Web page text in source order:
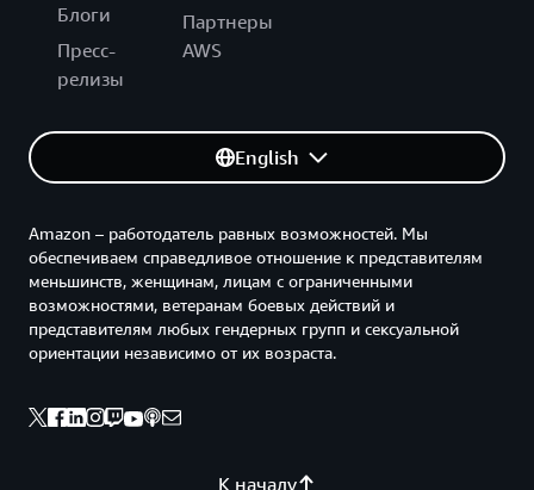
Блоги
Пресс-
релизы
Партнеры
AWS
English
К началу
Amazon – работодатель равных возможностей. Мы
обеспечиваем справедливое отношение к представителям
меньшинств, женщинам, лицам с ограниченными
возможностями, ветеранам боевых действий и
представителям любых гендерных групп и сексуальной
ориентации независимо от их возраста.